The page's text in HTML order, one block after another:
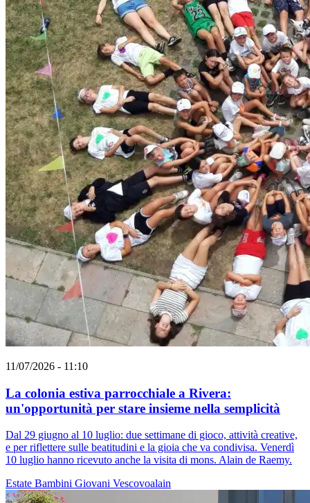
11/07/2026 - 11:10
La colonia estiva parrocchiale a Rivera:
un'opportunità per stare insieme nella semplicità
Dal 29 giugno al 10 luglio: due settimane di gioco, attività creative,
e per riflettere sulle beatitudini e la gioia che va condivisa. Venerdì
10 luglio hanno ricevuto anche la visita di mons. Alain de Raemy.
Estate Bambini Giovani Vescovoalain